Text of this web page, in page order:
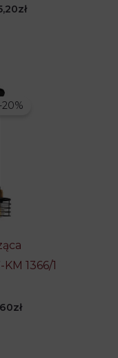
złAktualna
1366/1
złAktualna